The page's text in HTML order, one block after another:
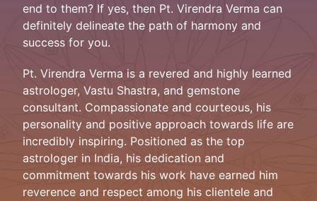
end to them? If yes, then Pt. Virendra Verma can
definitely delineate the path of harmony and
success for you.
Pt. Virendra Verma is a revered and highly learned
astrologer, Vastu Shastra, and gemstone
consultant. Compassionate and courteous, his
personality and positive approach towards life are
incredibly inspiring. Positioned as the top
astrologer in India, his dedication and
commitment towards his work have earned him
reverence and respect among his clientele and